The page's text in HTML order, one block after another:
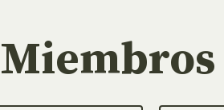
Miembros